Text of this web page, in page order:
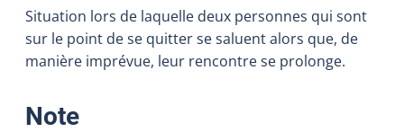
Situation lors de laquelle deux personnes qui sont
sur le point de se quitter se saluent alors que, de
manière imprévue, leur rencontre se prolonge.
Note: